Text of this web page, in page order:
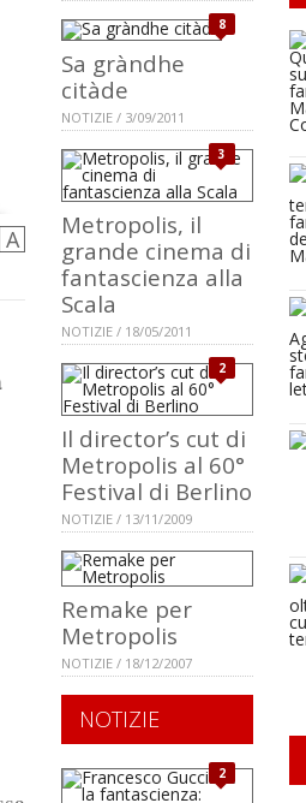
A
8
Sa gràndhe
citàde
NOTIZIE / 3/09/2011
3
Metropolis, il
grande cinema di
fantascienza alla
Scala
NOTIZIE / 18/05/2011
2
Il director’s cut di
Metropolis al 60°
Festival di Berlino
NOTIZIE / 13/11/2009
Remake per
Metropolis
NOTIZIE / 18/12/2007
NOTIZIE
2